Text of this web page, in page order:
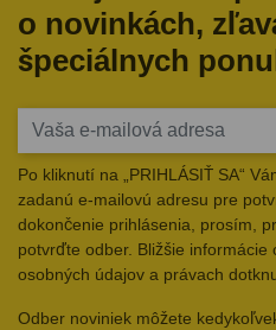
o novinkách,
špeciálnych
Po kliknutí na „PRIHLÁSIŤ SA“
zadanú e-mailovú adresu pre
dokončenie prihlásenia, prosím,
potvrďte odber. Bližšie informácie
osobných údajov a právach
Odber noviniek môžete